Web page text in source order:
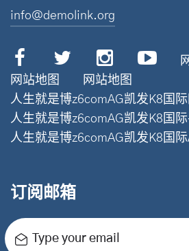
info@demolink.org
网站地图
网站地图
人生就是博z6comAG凯发K8国
人生就是博z6comAG凯发K8国
人生就是博z6comAG凯发K8国
订阅邮箱
Type your email